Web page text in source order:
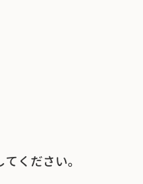
ください。